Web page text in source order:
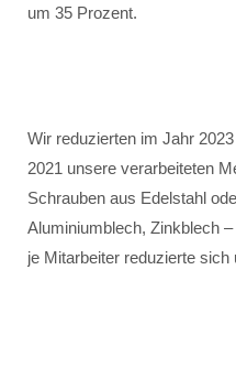
um 35 Prozent.
Wir reduzierten im Jahr
2021 unsere verarbeiteten
Schrauben aus Edelstahl
Aluminiumblech, Zinkblech
je Mitarbeiter reduzierte sich